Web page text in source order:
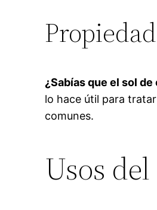
¿Sabías que el sol
lo hace útil para
comunes.
Usos